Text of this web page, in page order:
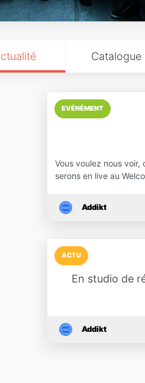
Catalogue
EVÉNÉMENT
Vous voulez nous
serons en live au
Addikt
ACTU
En studio de
Addikt